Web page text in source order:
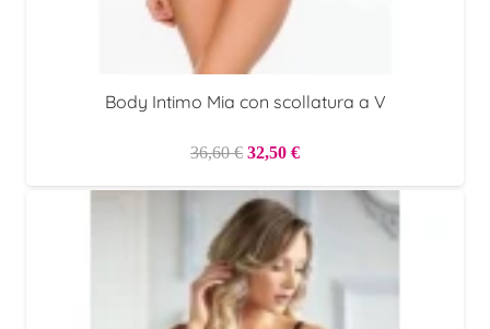
Body Intimo Mia con scollatura a V
36,60€ Il
prezzo
originale
era:
36,60 €.
32,50 €Il
prezzo
attuale
è:
32,50 €.